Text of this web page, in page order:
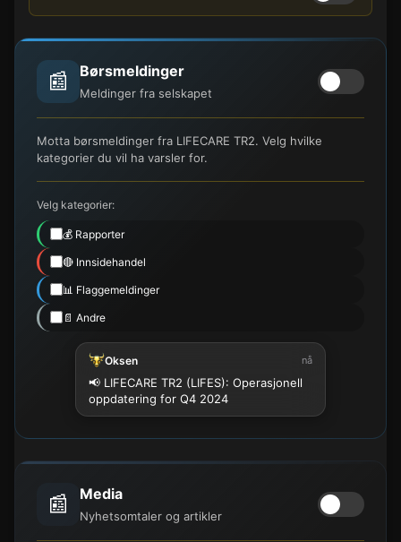
📰 Børsmeldinger
Meldinger fra selskapet
Motta børsmeldinger fra LIFECARE TR2. Velg hvilke
kategorier du vil ha varsler for.
Velg kategorier:
💰 Rapporter
🔴 Innsidehandel
📊 Flaggemeldinger
📄 Andre
Oksen nå
📢 LIFECARE TR2 (LIFES): Operasjonell
oppdatering for Q4 2024
📰 Media
Nyhetsomtaler og artikler